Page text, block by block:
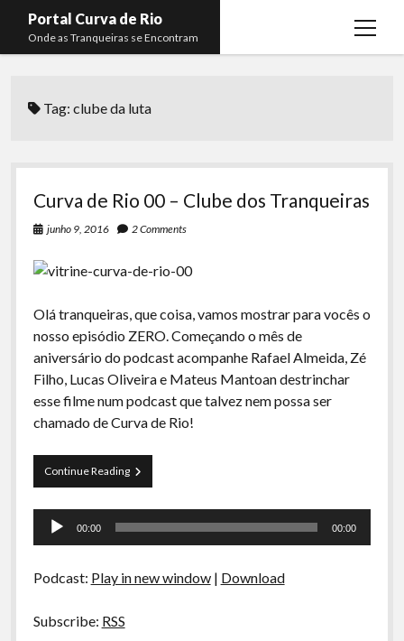
Portal Curva de Rio
Onde as Tranqueiras se Encontram
open
menu
Curva de Rio
Boca do Lixo
Rachão na Beira do RIo
Arquivo CDR
Papo Tranqueira
A Ripa É a Lei
Preliminares
Membros
Rafael Almeida
Tag:clube da luta
Curva de Rio 00 – Clube dos Tranqueiras
junho 9, 2016 2 Comments
Olá tranqueiras, que coisa, vamos mostrar para vocês o
nosso episódio ZERO. Começando o mês de
aniversário do podcast acompanhe Rafael Almeida, Zé
Filho, Lucas Oliveira e Mateus Mantoan destrinchar
esse filme num podcast que talvez nem possa ser
chamado de Curva de Rio!
Continue ReadingCurva
de
–
Tranqueiras
Tocador
00:00 00:00
Podcast: Play in new window| Download
Subscribe: RSS